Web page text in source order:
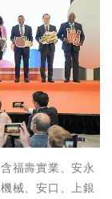
福壽實業、安永
械、安口、上銀